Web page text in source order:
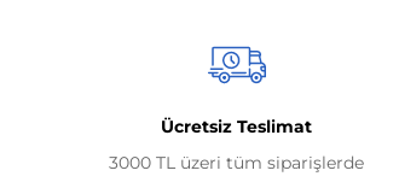
Ücretsiz Teslimat
3000 TL üzeri tüm siparişlerde